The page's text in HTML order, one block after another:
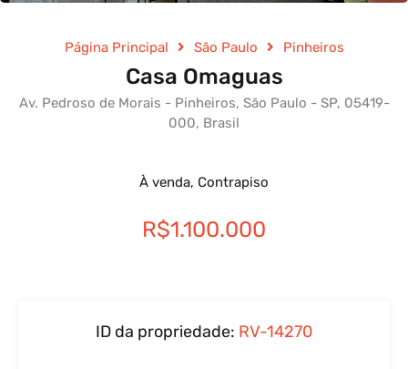
Página Principal São Paulo Pinheiros
Casa Omaguas
Av. Pedroso de Morais - Pinheiros, São Paulo - SP, 05419-
000, Brasil
À venda, Contrapiso
R$1.100.000
ID da propriedade: RV-14270